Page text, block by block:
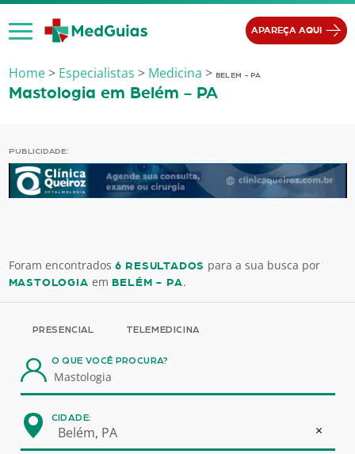
Ir para o conteúdo
APAREÇA AQUI
Home> Especialistas > Medicina > BELEM - PA
Mastologia em Belém - PA
PUBLICIDADE:
Foram encontrados 6 RESULTADOS para a sua busca por
MASTOLOGIA em BELÉM - PA.
PRESENCIAL TELEMEDICINA
O QUE VOCÊ PROCURA?
CIDADE:
×
Belém, PA